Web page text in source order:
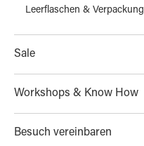
Leerflaschen & Verpackung
Sale
Workshops & Know How
Besuch vereinbaren